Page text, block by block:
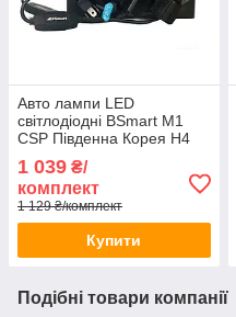
Авто лампи LED
світлодіодні BSmart M1
CSP Південна Корея H4
1 039 ₴/
комплект
1 129 ₴/комплект
Купити
Подібні товари компанії